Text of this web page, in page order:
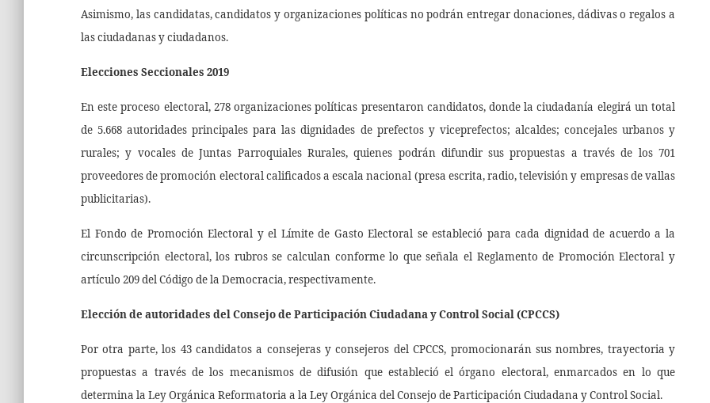
Asimismo, las candidatas, candidatos y organizaciones políticas no podrán entregar donaciones, dádivas o regalos a
las ciudadanas y ciudadanos.
Elecciones Seccionales 2019
En este proceso electoral, 278 organizaciones políticas presentaron candidatos, donde la ciudadanía elegirá un total
de 5.668 autoridades principales para las dignidades de prefectos y viceprefectos; alcaldes; concejales urbanos y
rurales; y vocales de Juntas Parroquiales Rurales, quienes podrán difundir sus propuestas a través de los 701
proveedores de promoción electoral calificados a escala nacional (presa escrita, radio, televisión y empresas de vallas
publicitarias).
El Fondo de Promoción Electoral y el Límite de Gasto Electoral se estableció para cada dignidad de acuerdo a la
circunscripción electoral, los rubros se calculan conforme lo que señala el Reglamento de Promoción Electoral y
artículo 209 del Código de la Democracia, respectivamente.
Elección de autoridades del Consejo de Participación Ciudadana y Control Social (CPCCS)
Por otra parte, los 43 candidatos a consejeras y consejeros del CPCCS, promocionarán sus nombres, trayectoria y
propuestas a través de los mecanismos de difusión que estableció el órgano electoral, enmarcados en lo que
determina la Ley Orgánica Reformatoria a la Ley Orgánica del Consejo de Participación Ciudadana y Control Social.